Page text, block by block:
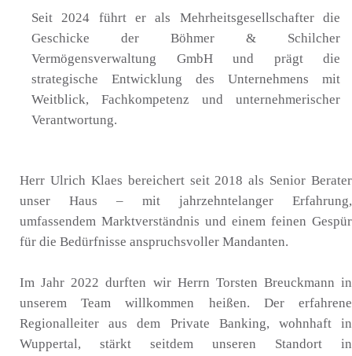
Seit 2024 führt er als Mehrheitsgesellschafter die
Geschicke der Böhmer & Schilcher
Vermögensverwaltung GmbH und prägt die
strategische Entwicklung des Unternehmens mit
Weitblick, Fachkompetenz und unternehmerischer
Verantwortung.
Herr Ulrich Klaes bereichert seit 2018 als Senior Berater
unser Haus – mit jahrzehntelanger Erfahrung,
umfassendem Marktverständnis und einem feinen Gespür
für die Bedürfnisse anspruchsvoller Mandanten.
Im Jahr 2022 durften wir Herrn Torsten Breuckmann in
unserem Team willkommen heißen. Der erfahrene
Regionalleiter aus dem Private Banking, wohnhaft in
Wuppertal, stärkt seitdem unseren Standort in